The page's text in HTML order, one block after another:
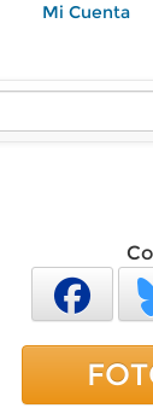
Mi Cuenta